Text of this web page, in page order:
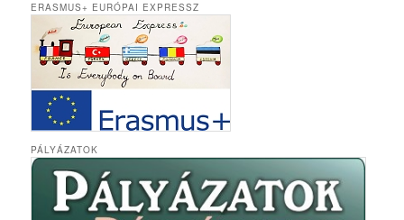
ERASMUS+ EURÓPAI EXPRESSZ
PÁLYÁZATOK